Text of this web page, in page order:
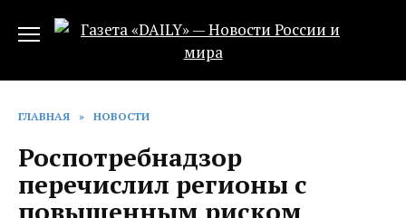
ГЛАВНАЯ » НОВОСТИ
Роспотребнадзор
перечислил регионы с
повышенным риском